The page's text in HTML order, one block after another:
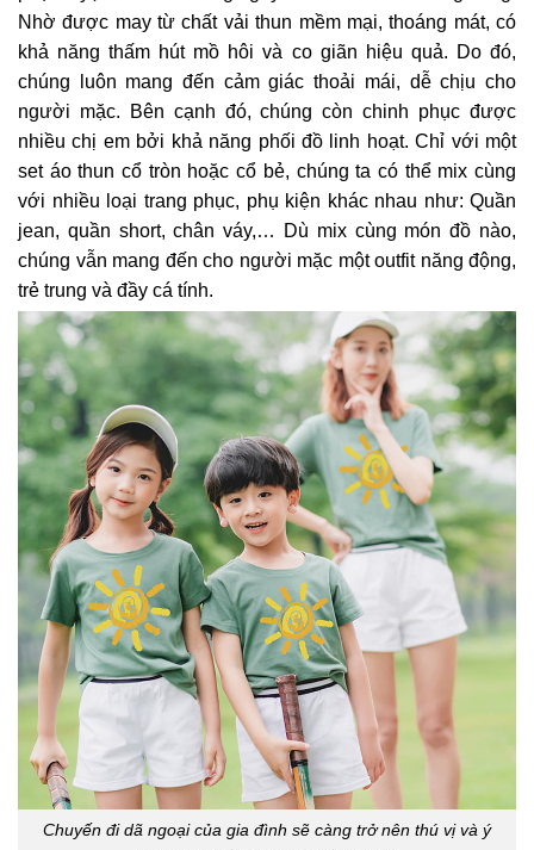
Nhờ được may từ chất vải thun mềm mại, thoáng mát, có
khả năng thấm hút mồ hôi và co giãn hiệu quả. Do đó,
chúng luôn mang đến cảm giác thoải mái, dễ chịu cho
người mặc. Bên cạnh đó, chúng còn chinh phục được
nhiều chị em bởi khả năng phối đồ linh hoạt. Chỉ với một
set áo thun cổ tròn hoặc cổ bẻ, chúng ta có thể mix cùng
với nhiều loại trang phục, phụ kiện khác nhau như: Quần
jean, quần short, chân váy,… Dù mix cùng món đồ nào,
chúng vẫn mang đến cho người mặc một outfit năng động,
trẻ trung và đầy cá tính.
Chuyến đi dã ngoại của gia đình sẽ càng trở nên thú vị và ý